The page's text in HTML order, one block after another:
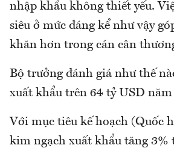
nhập khẩu không thiết yếu.
siêu ở mức đáng kể như vậy
khăn hơn trong cán cân
Bộ trưởng đánh giá như thế
xuất khẩu trên 64 tỷ USD năm
Với mục tiêu kế hoạch (Quốc
kim ngạch xuất khẩu tăng 3%